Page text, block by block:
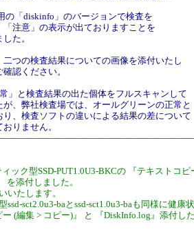
の「diskinfo」のバージョンで検査を
「注意」の表示が出ておりますことを
た。
二つの検査結果についての画像を添付いたし
認ください。
」と検査結果の出た個体をフルスキャンして
が、弊社検査場では、オールグリーンの正常と
り、検査ソフトの違いによる結果の差について
りません。
ック型SSD-PUT1.0U3-BKCの 『テキストコピ
を添付しました。
いたします。
ssd-sct2.0u3-baとssd-sct1.0u3-baも同様に健康
ー (編集 > コピー)』 と 『DiskInfo.log』添付し